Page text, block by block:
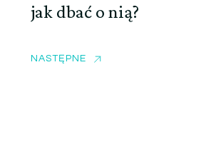
jak dbać o nią?
NASTĘPNE